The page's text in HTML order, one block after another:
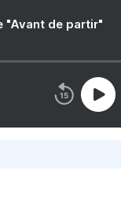
"Avant de partir"